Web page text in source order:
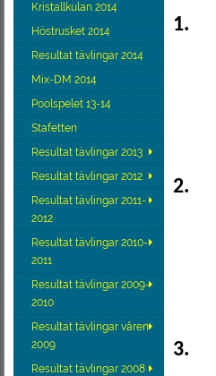
Kristallkulan 2014
Höstrusket 2014
Resultat tävlingar 2014
Mix-DM 2014
Poolspelet 13-14
Stafetten
Resultat tävlingar 2013
Resultat tävlingar 2012
Resultat tävlingar 2011-
2012
Resultat tävlingar 2010-
2011
Resultat tävlingar 2009-
2010
Resultat tävlingar våren
2009
Resultat tävlingar 2008
1.
2.
3.